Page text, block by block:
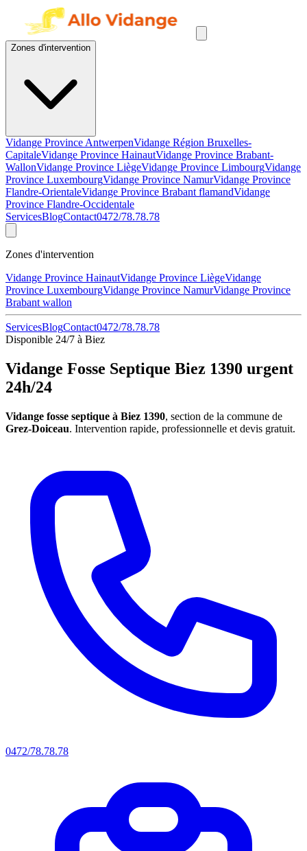
Zones d'intervention
Vidange Province AntwerpenVidange Région Bruxelles-
CapitaleVidange Province HainautVidange Province Brabant-
WallonVidange Province LiègeVidange Province LimbourgVidange
Province LuxembourgVidange Province NamurVidange Province
Flandre-OrientaleVidange Province Brabant flamandVidange
Province Flandre-Occidentale
ServicesBlogContact0472/78.78.78
Zones d'intervention
Vidange Province HainautVidange Province LiègeVidange
Province LuxembourgVidange Province NamurVidange Province
Brabant wallon
ServicesBlogContact0472/78.78.78
Disponible 24/7 à Biez
Vidange Fosse Septique Biez 1390 urgent
24h/24
Vidange fosse septique à Biez 1390, section de la commune de
Grez-Doiceau. Intervention rapide, professionnelle et devis gratuit.
0472/78.78.78